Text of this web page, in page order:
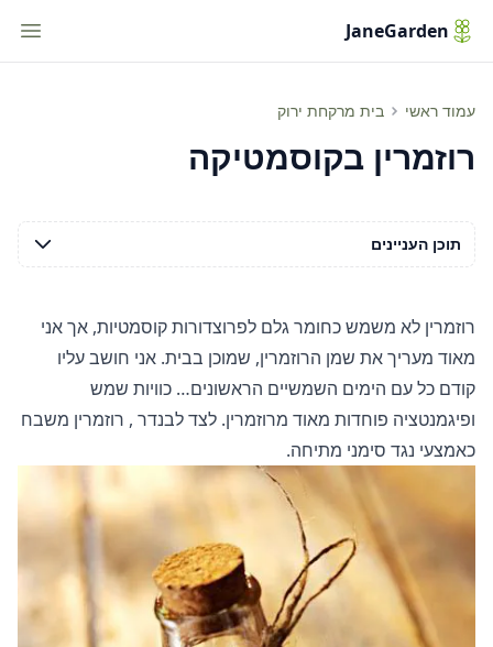
JaneGarden
עמוד ראשי בית מרקחת ירוק רוזמרין בקוסמטיקה
רוזמרין בקוסמטיקה
רוזמרין לא משמש כחומר גלם לפרוצדורות קוסמטיות, אך אני
מאוד מעריך את שמן הרוזמרין, שמוכן בבית. אני חושב עליו
קודם כל עם הימים השמשיים הראשונים… כוויות שמש
ופיגמנטציה פוחדות מאוד מרוזמרין. לצדלבנדר , רוזמרין משבח
כאמצעי נגד סימני מתיחה.
תוכן העניינים